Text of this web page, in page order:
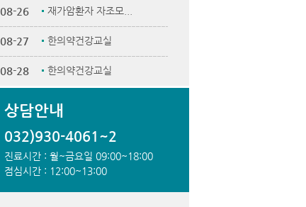
08-26 재가암환자 자조모...
08-27 한의약건강교실
08-28 한의약건강교실
상담안내
032)930-4061~2
진료시간: 월~금요일 09:00~18:00
점심시간: 12:00~13:00